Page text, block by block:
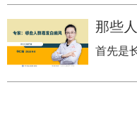
那些
首先是